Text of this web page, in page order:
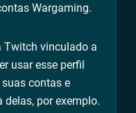
Wargaming.
Twitch vinculado a
usar esse perfil
contas e
por exemplo.